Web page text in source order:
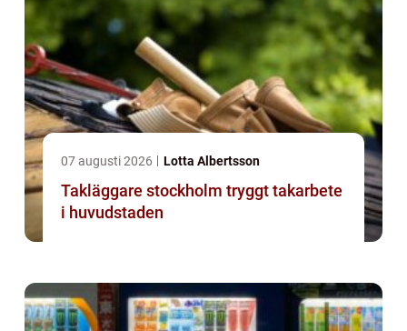
07 augusti 2026 Lotta Albertsson
Takläggare stockholm tryggt takarbete
i huvudstaden